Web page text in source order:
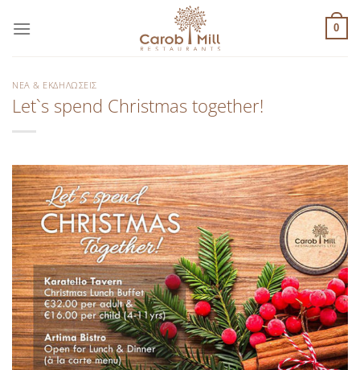
στο
0
ΝΈΑ & ΕΚΔΗΛΏΣΕΙΣ
Let`s spend Christmas together!